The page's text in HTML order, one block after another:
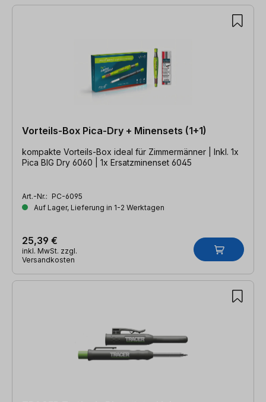
Vorteils-Box Pica-Dry + Minensets (1+1)
kompakte Vorteils-Box ideal für Zimmermänner | Inkl. 1x
Pica BIG Dry 6060 | 1x Ersatzminenset 6045
Art.-Nr.: PC-6095
Auf Lager, Lieferung in 1-2 Werktagen
25,39 €
inkl. MwSt. zzgl.
Versandkosten